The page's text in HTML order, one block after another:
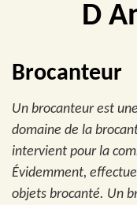
D
Brocanteur
Un brocanteur est
domaine de la
intervient pour la
Évidemment,
objets brocanté. Un